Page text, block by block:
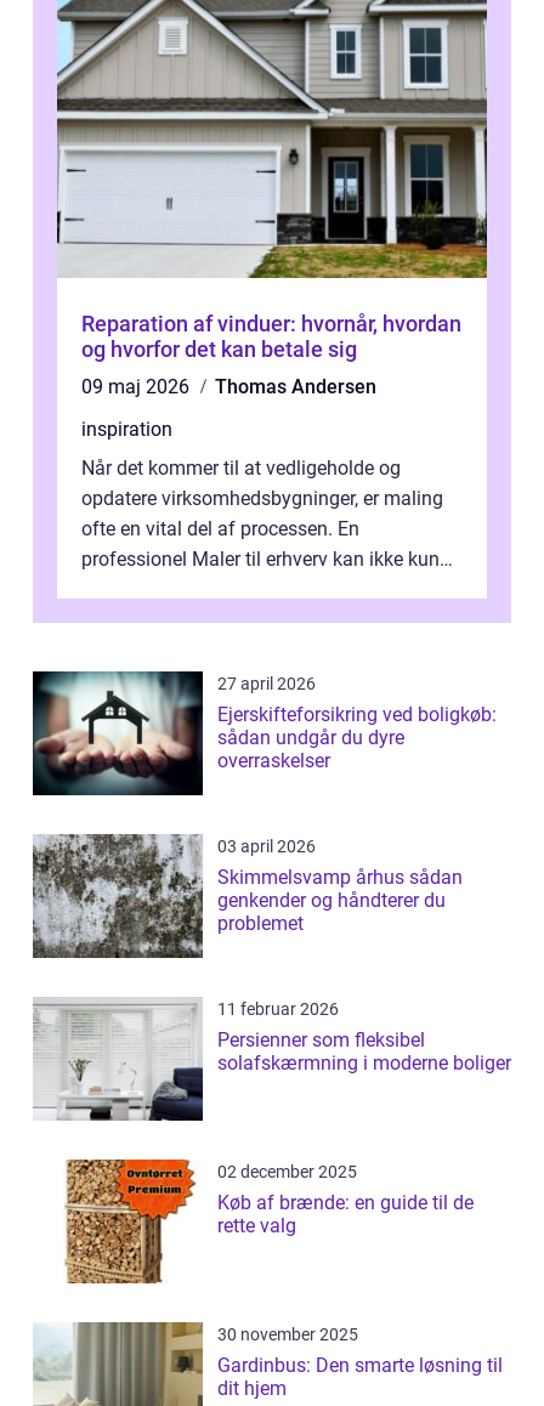
Reparation af vinduer: hvornår, hvordan
og hvorfor det kan betale sig
09 maj 2026
Thomas Andersen
inspiration
Når det kommer til at vedligeholde og
opdatere virksomhedsbygninger, er maling
ofte en vital del af processen. En
professionel Maler til erhverv kan ikke kun
27 april 2026
Ejerskifteforsikring ved boligkøb:
sådan undgår du dyre
overraskelser
03 april 2026
Skimmelsvamp århus sådan
genkender og håndterer du
problemet
11 februar 2026
Persienner som fleksibel
solafskærmning i moderne boliger
02 december 2025
Køb af brænde: en guide til de
rette valg
30 november 2025
Gardinbus: Den smarte løsning til
dit hjem